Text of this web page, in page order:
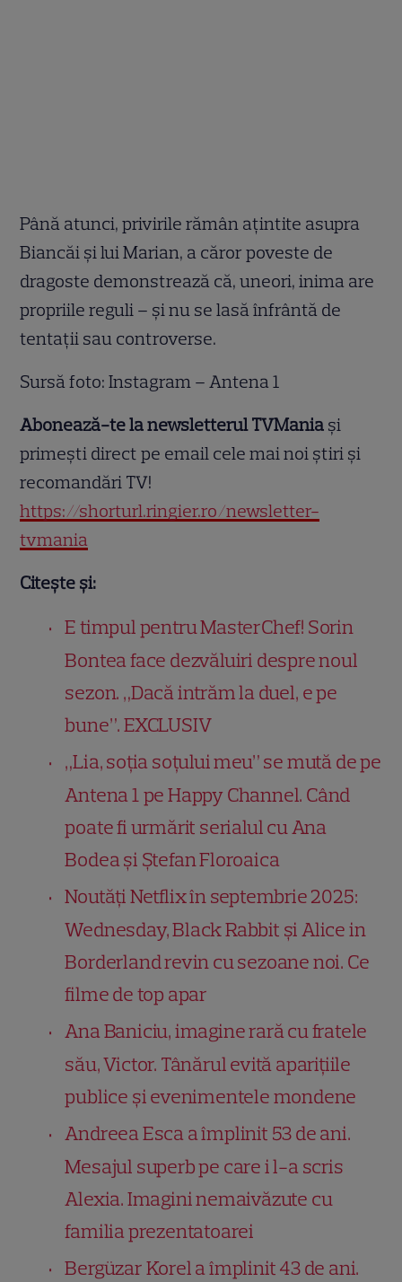
Până atunci, privirile rămân ațintite asupra
Biancăi și lui Marian, a căror poveste de
dragoste demonstrează că, uneori, inima are
propriile reguli – și nu se lasă înfrântă de
tentații sau controverse.
Sursă foto: Instagram – Antena 1
Abonează-te la newsletterul TVMania și
primești direct pe email cele mai noi știri și
recomandări TV!
https://shorturl.ringier.ro/newsletter-
tvmania
Citește și:
E timpul pentru MasterChef! Sorin
Bontea face dezvăluiri despre noul
sezon. „Dacă intrăm la duel, e pe
bune”. EXCLUSIV
„Lia, soția soțului meu” se mută de pe
Antena 1 pe Happy Channel. Când
poate fi urmărit serialul cu Ana
Bodea și Ștefan Floroaica
Noutăți Netflix în septembrie 2025:
Wednesday, Black Rabbit și Alice in
Borderland revin cu sezoane noi. Ce
filme de top apar
Ana Baniciu, imagine rară cu fratele
său, Victor. Tânărul evită aparițiile
publice și evenimentele mondene
Andreea Esca a împlinit 53 de ani.
Mesajul superb pe care i l-a scris
Alexia. Imagini nemaivăzute cu
familia prezentatoarei
Bergüzar Korel a împlinit 43 de ani.